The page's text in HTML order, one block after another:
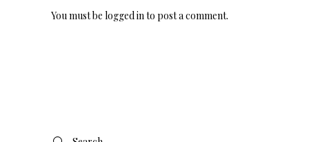
You must be logged into post a comment.
Search